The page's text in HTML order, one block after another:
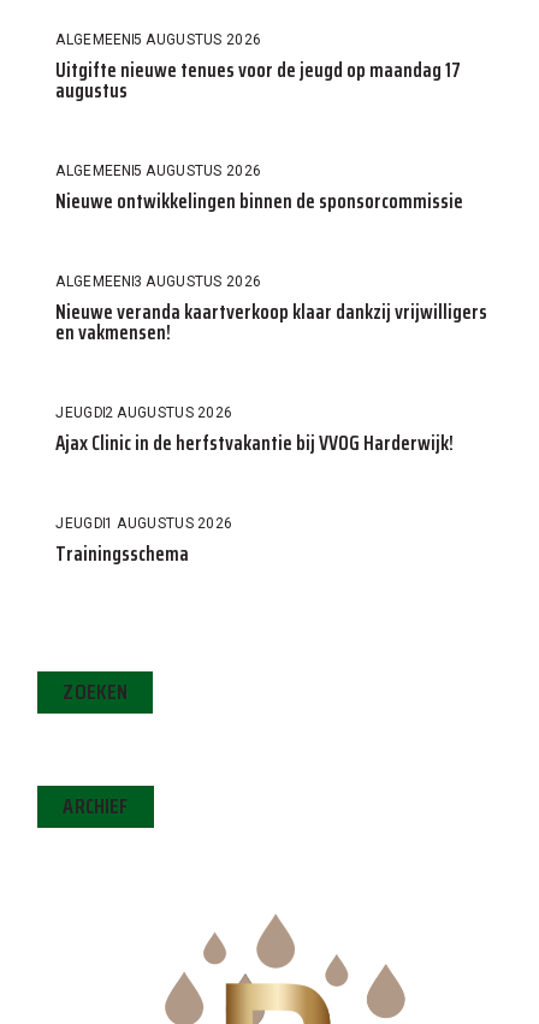
ALGEMEEN5 AUGUSTUS 2026
Uitgifte nieuwe tenues voor de jeugd op maandag 17
augustus
ALGEMEEN5 AUGUSTUS 2026
Nieuwe ontwikkelingen binnen de sponsorcommissie
ALGEMEEN3 AUGUSTUS 2026
Nieuwe veranda kaartverkoop klaar dankzij vrijwilligers
en vakmensen!
JEUGD2 AUGUSTUS 2026
Ajax Clinic in de herfstvakantie bij VVOG Harderwijk!
JEUGD1 AUGUSTUS 2026
Trainingsschema
ZOEKEN
ARCHIEF